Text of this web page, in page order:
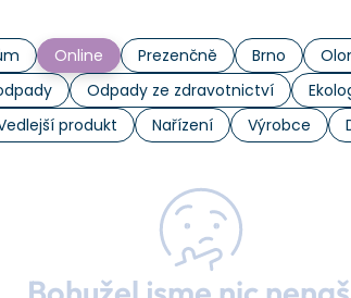
Online Prezenčně Brno
Odpady ze zdravotnictví
produkt Nařízení Výrobce